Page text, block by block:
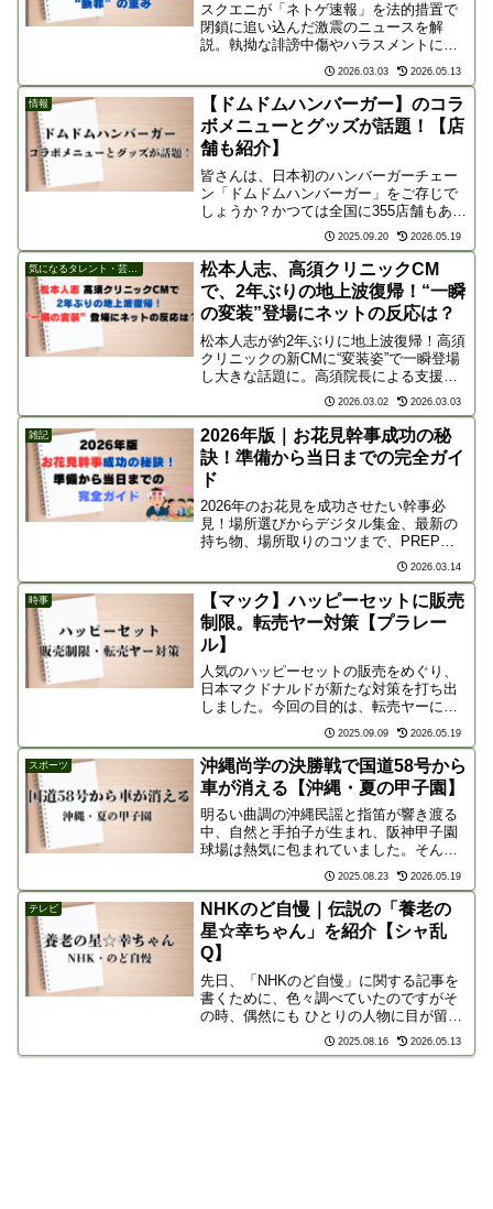
スクエニが「ネトゲ速報」を法的措置で
閉鎖に追い込んだ激震のニュースを解
説。執拗な誹謗中傷やハラスメントに対
し、企業が社員を守るため下した「断
罪」の重みとは？サイト閉鎖と解決金支
払いに至った経緯や、ネット社会の責任
ある発信の在り方を問います。
2026.03.03 2026.05.13
情報
【ドムドムハンバーガー】のコラ
ボメニューとグッズが話題！【店
舗も紹介】
皆さんは、日本初のハンバーガーチェー
ン「ドムドムハンバーガー」をご存じで
しょうか？かつては全国に355店舗もあり
ましたが、今では29店舗にまで減少して
います。しかし、そんなドムドムが今、
再び熱い注目を集めています。2017年頃
からメニューや...
2025.09.20 2026.05.19
気になるタレント・芸能人
松本人志、高須クリニックCM
で、2年ぶりの地上波復帰！“一瞬
の変装”登場にネットの反応は？
松本人志が約2年ぶりに地上波復帰！高須
クリニックの新CMに“変装姿”で一瞬登場
し大きな話題に。高須院長による支援の
舞台裏や、放送までの壁、そして「地上
波にこだわるべきか？」といったネット
上の賛否両論の声を詳しく解説。お笑い
界の帝王の現在地に迫ります。
2026.03.02 2026.03.03
雑記
2026年版｜お花見幹事成功の秘
訣！準備から当日までの完全ガイ
ド
2026年のお花見を成功させたい幹事必
見！場所選びからデジタル集金、最新の
持ち物、場所取りのコツまで、PREP法
で分かりやすく解説したパーフェクトガ
イドです。このブログを読めば、準備か
ら撤収まで失敗なし。参加者に喜ばれる
「できる幹事」を目指しましょう。
2026.03.14
時事
【マック】ハッピーセットに販売
制限。転売ヤー対策【プラレー
ル】
人気のハッピーセットの販売をめぐり、
日本マクドナルドが新たな対策を打ち出
しました。今回の目的は、転売ヤーによ
る大量購入を防ぎ、食品廃棄（フードロ
ス）を減らすことです。※ハッピーセッ
ト問題の前段については、過去の関連記
事を参考にしていただけれ...
2025.09.09 2026.05.19
スポーツ
沖縄尚学の決勝戦で国道58号から
車が消える【沖縄・夏の甲子園】
明るい曲調の沖縄民謡と指笛が響き渡る
中、自然と手拍子が生まれ、阪神甲子園
球場は熱気に包まれていました。そんな
大声援を背に、沖縄尚学が夏の甲子園で
初の決勝戦が開催された日、沖縄の主要
道路である国道58号線から車が消えると
いう驚きの現象が話題と...
2025.08.23 2026.05.19
テレビ
NHKのど自慢｜伝説の「養老の
星☆幸ちゃん」を紹介【シャ乱
Q】
先日、「NHKのど自慢」に関する記事を
書くために、色々調べていたのですがそ
の時、偶然にも ひとりの人物に目が留ま
ってしまいました。彼の名は「養老の星
☆幸ちゃん」。その強烈な個性と歌唱力
2025.08.16 2026.05.13